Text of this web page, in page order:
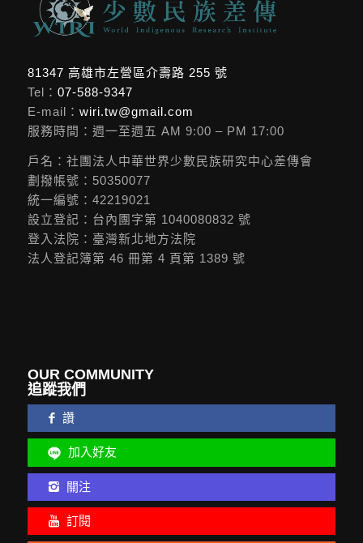
81347 高雄市左營區介壽路 255 號
Tel： 07-588-9347
E-mail： wiri.tw@gmail.com
服務時間：週一至週五 AM 9:00 – PM 17:00
戶名：社團法人中華世界少數民族研究中心差傳會
劃撥帳號：50350077
統一編號：42219021
設立登記：台內團字第 1040080832 號
登入法院：臺灣新北地方法院
法人登記簿第 46 冊第 4 頁第 1389 號
OUR COMMUNITY
追蹤我們
讚
加入好友
關注
訂閱